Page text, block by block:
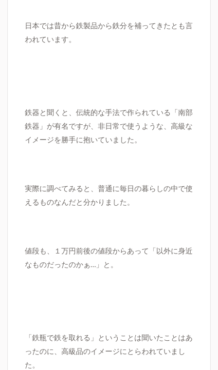
日本では昔から鉄製品から鉄分を補ってきたとも言
われています。
鉄器と聞くと、伝統的な手法で作られている「南部
鉄器」が有名ですが、非日常で使うような、高級な
イメージを勝手に抱いていました。
実際に調べてみると、普通に毎日の暮らしの中で使
えるものなんだと分かりました。
値段も、１万円前後の値段からあって「以外に身近
なものだったのかぁ…」と。
「鉄瓶で鉄を取れる」ということは聞いたことはあ
ったのに、高級品のイメージにとらわれていまし
た。